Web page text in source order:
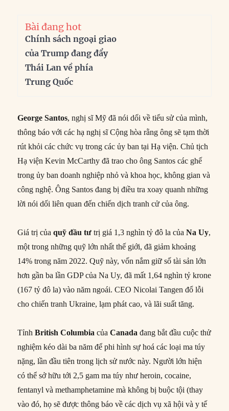
Bài đang hot
Chính sách ngoại giao
của Trump đang đẩy
Thái Lan về phía
Trung Quốc
George Santos, nghị sĩ Mỹ đã nói dối về tiểu sử của mình,
thông báo với các hạ nghị sĩ Cộng hòa rằng ông sẽ tạm thời
rút khỏi các chức vụ trong các ủy ban tại Hạ viện. Chủ tịch
Hạ viện Kevin McCarthy đã trao cho ông Santos các ghế
trong ủy ban doanh nghiệp nhỏ và khoa học, không gian và
công nghệ. Ông Santos đang bị điều tra xoay quanh những
lời nói dối liên quan đến chiến dịch tranh cử của ông.
Giá trị củaquỹ đầu tư trị giá 1,3 nghìn tỷ đô la củaNa Uy,
một trong những quỹ lớn nhất thế giới, đã giảm khoảng
14% trong năm 2022. Quỹ này, vốn nắm giữ số tài sản lớn
hơn gần ba lần GDP của Na Uy, đã mất 1,64 nghìn tỷ krone
(167 tỷ đô la) vào năm ngoái. CEO Nicolai Tangen đổ lỗi
cho chiến tranh Ukraine, lạm phát cao, và lãi suất tăng.
TỉnhBritish Columbia củaCanada đang bắt đầu cuộc thử
nghiệm kéo dài ba năm để phi hình sự hoá các loại ma túy
nặng, lần đầu tiên trong lịch sử nước này. Người lớn hiện
có thể sở hữu tới 2,5 gam ma túy như heroin, cocaine,
fentanyl và methamphetamine mà không bị buộc tội (thay
vào đó, họ sẽ được thông báo về các dịch vụ xã hội và y tế